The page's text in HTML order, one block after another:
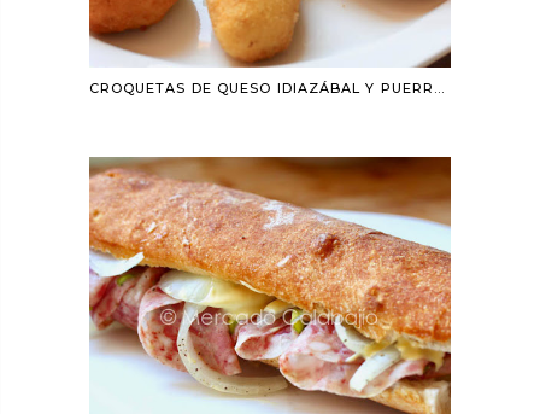
CROQUETAS DE QUESO IDIAZÁBAL Y PUERRO. RECETA